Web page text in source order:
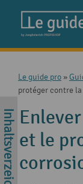
Le guide pro »
protéger contre
et le